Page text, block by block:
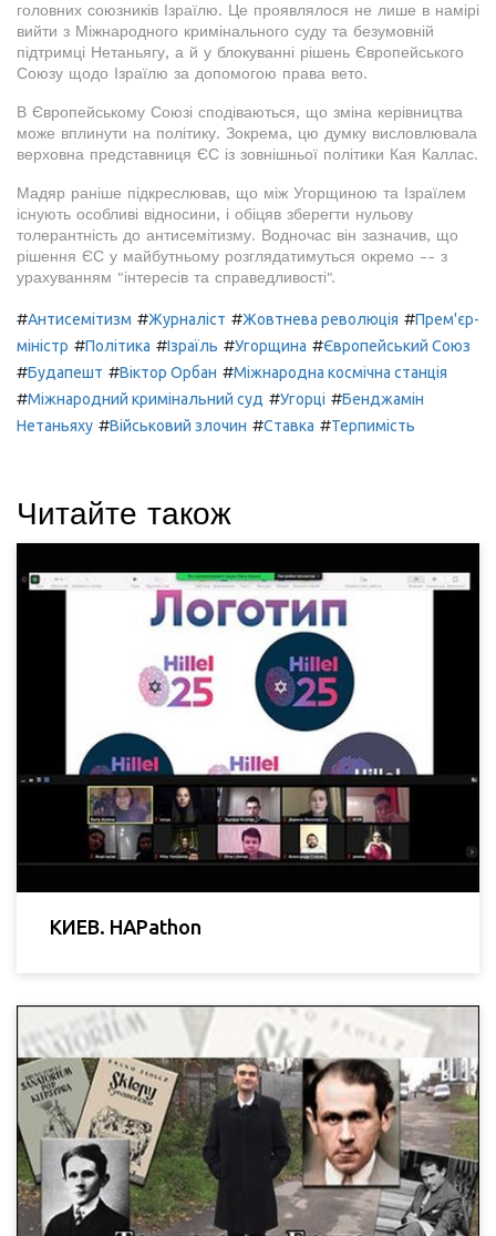
головних союзників Ізраїлю. Це проявлялося не лише в намірі
вийти з Міжнародного кримінального суду та безумовній
підтримці Нетаньягу, а й у блокуванні рішень Європейського
Союзу щодо Ізраїлю за допомогою права вето.
В Європейському Союзі сподіваються, що зміна керівництва
може вплинути на політику. Зокрема, цю думку висловлювала
верховна представниця ЄС із зовнішньої політики Кая Каллас.
Мадяр раніше підкреслював, що між Угорщиною та Ізраїлем
існують особливі відносини, і обіцяв зберегти нульову
толерантність до антисемітизму. Водночас він зазначив, що
рішення ЄС у майбутньому розглядатимуться окремо -- з
урахуванням "інтересів та справедливості".
#Антисемітизм #Журналіст #Жовтнева революція #Прем'єр-
міністр #Політика #Ізраїль #Угорщина #Європейський Союз
#Будапешт #Віктор Орбан #Міжнародна космічна станція
#Міжнародний кримінальний суд #Угорці #Бенджамін
Нетаньяху #Військовий злочин #Ставка #Терпимість
Читайте також
КИЕВ. HAPathon